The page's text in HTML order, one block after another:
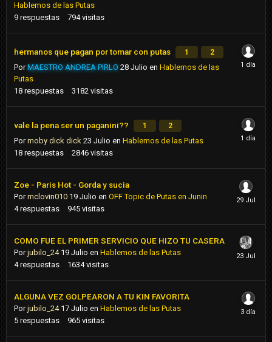
Hablemos de las Putas
9 respuestas 794 visitas
hermanos que pagan por tomar con putas 1 2
PorMAESTRO ANDREA PIRLO 28 Julio en Hablemos de las
Putas
18 respuestas 3182 visitas
vale la pena ser un paganini?? 1 2
Pormoby dick dick 23 Julio en Hablemos de las Putas
18 respuestas 2846 visitas
Zoe - Paris Hot - Gorda y sucia
Pormclovin010 19 Julio en OFF Topic de Putas en Junin
4 respuestas 945 visitas
COMO FUE EL PRIMER SERVICIO QUE HIZO TU CASERA
Porjubilo_24 19 Julio en Hablemos de las Putas
4 respuestas 1634 visitas
ALGUNA VEZ GOLPEARON A TU KIN FAVORITA
Porjubilo_24 17 Julio en Hablemos de las Putas
5 respuestas 965 visitas